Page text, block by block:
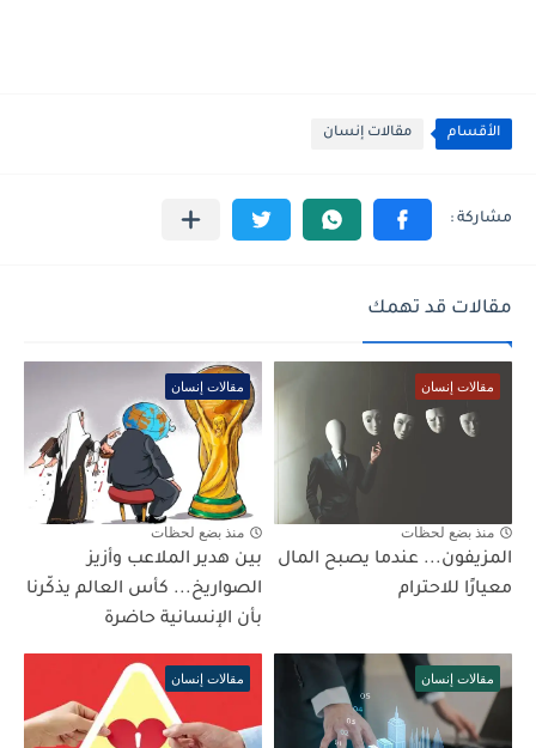
الأقسام مقالات إنسان
مقالات قد تهمك
مقالات إنسان
منذ بضع لحظات
المزيفون... عندما يصبح المال
معيارًا للاحترام
مقالات إنسان
منذ بضع لحظات
بين هدير الملاعب وأزيز
الصواريخ... كأس العالم يذكّرنا
بأن الإنسانية حاضرة
مقالات إنسان مقالات إنسان